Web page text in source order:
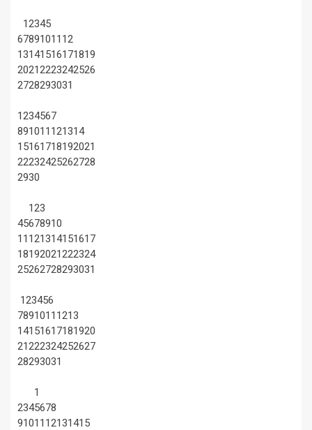
12345
67891011 12
13141516171819
20212223242526
2728293031
1234567
891011 121314
15161718192021
22232425262728
2930
123
45678910
11 121314151617
18192021222324
25262728293031
123456
7891011 1213
14151617181920
21222324252627
28293031
1
2345678
91011 12131415